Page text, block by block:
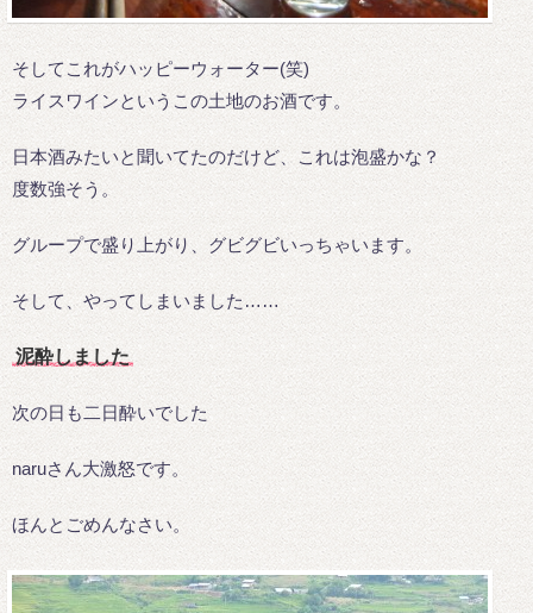
そしてこれがハッピーウォーター(笑)
ライスワインというこの土地のお酒です。
日本酒みたいと聞いてたのだけど、これは泡盛かな？
度数強そう。
グループで盛り上がり、グビグビいっちゃいます。
そして、やってしまいました……
泥酔しました
次の日も二日酔いでした
naruさん大激怒です。
ほんとごめんなさい。